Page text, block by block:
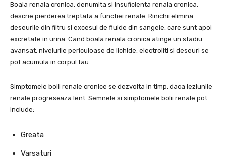
Boala renala cronica, denumita si insuficienta renala cronica,
descrie pierderea treptata a functiei renale. Rinichii elimina
deseurile din filtru si excesul de fluide din sangele, care sunt apoi
excretate in urina. Cand boala renala cronica atinge un stadiu
avansat, nivelurile periculoase de lichide, electroliti si deseuri se
pot acumula in corpul tau.
Simptomele bolii renale cronice se dezvolta in timp, daca leziunile
renale progreseaza lent. Semnele si simptomele bolii renale pot
include:
Greata
Varsaturi